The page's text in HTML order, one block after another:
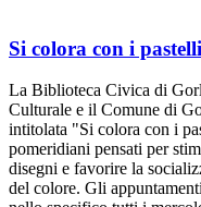
Si colora con i pastelli
La Biblioteca Civica di
Culturale e il Comune di
intitolata "Si colora con i
pomeridiani pensati per
disegni e favorire la
del colore. Gli